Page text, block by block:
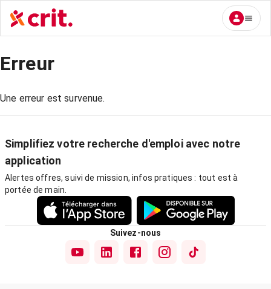
Erreur
Une erreur est survenue.
Simplifiez votre recherche d'emploi avec notre
application
Alertes offres, suivi de mission, infos pratiques : tout est à
portée de main.
Suivez-nous